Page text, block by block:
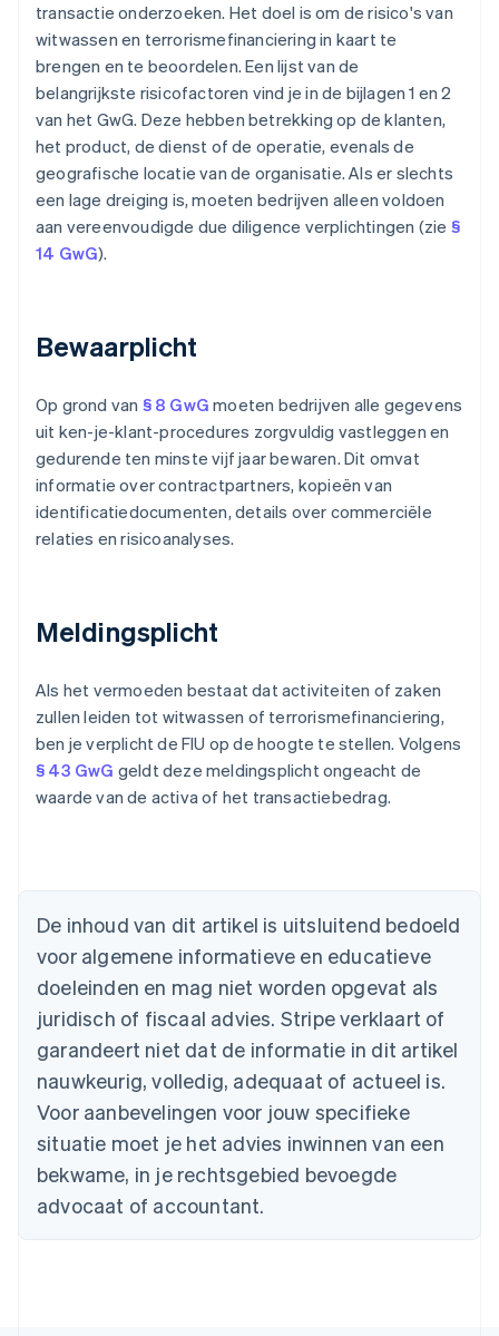
transactie onderzoeken. Het doel is om de risico's van
witwassen en terrorismefinanciering in kaart te
brengen en te beoordelen. Een lijst van de
belangrijkste risicofactoren vind je in de bijlagen 1 en 2
van het GwG. Deze hebben betrekking op de klanten,
het product, de dienst of de operatie, evenals de
geografische locatie van de organisatie. Als er slechts
een lage dreiging is, moeten bedrijven alleen voldoen
aan vereenvoudigde due diligence verplichtingen (zie §
14 GwG).
Bewaarplicht
Op grond van § 8 GwG moeten bedrijven alle gegevens
uit ken-je-klant-procedures zorgvuldig vastleggen en
gedurende ten minste vijf jaar bewaren. Dit omvat
informatie over contractpartners, kopieën van
identificatiedocumenten, details over commerciële
relaties en risicoanalyses.
Meldingsplicht
Als het vermoeden bestaat dat activiteiten of zaken
zullen leiden tot witwassen of terrorismefinanciering,
ben je verplicht de FIU op de hoogte te stellen. Volgens
§ 43 GwG geldt deze meldingsplicht ongeacht de
waarde van de activa of het transactiebedrag.
De inhoud van dit artikel is uitsluitend bedoeld
voor algemene informatieve en educatieve
doeleinden en mag niet worden opgevat als
juridisch of fiscaal advies. Stripe verklaart of
garandeert niet dat de informatie in dit artikel
nauwkeurig, volledig, adequaat of actueel is.
Voor aanbevelingen voor jouw specifieke
situatie moet je het advies inwinnen van een
bekwame, in je rechtsgebied bevoegde
advocaat of accountant.
België
Brazilië
PortuguêsEnglish
Bulgarije
English
Canada
English Français
Cyprus
English
Denemarken
Duitsland
DeutschEnglish
Estland
English
Finland